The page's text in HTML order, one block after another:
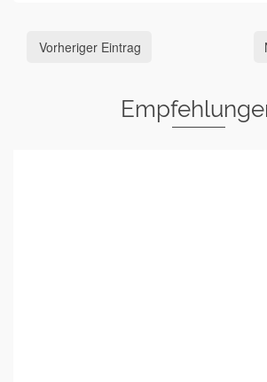
Vorheriger Eintrag